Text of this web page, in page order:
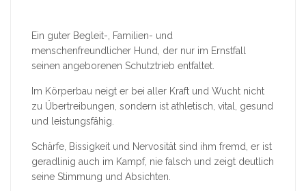
Ein guter Begleit-, Familien- und
menschenfreundlicher Hund, der nur im Ernstfall
seinen angeborenen Schutztrieb entfaltet.
Im Körperbau neigt er bei aller Kraft und Wucht nicht
zu Übertreibungen, sondern ist athletisch, vital, gesund
und leistungsfähig.
Schärfe, Bissigkeit und Nervosität sind ihm fremd, er ist
geradlinig auch im Kampf, nie falsch und zeigt deutlich
seine Stimmung und Absichten.